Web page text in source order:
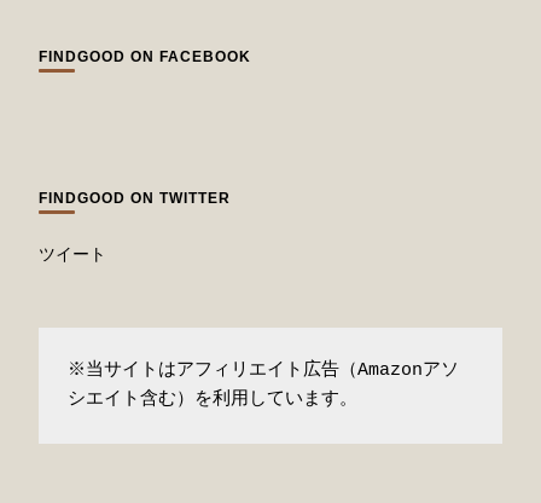
FINDGOOD ON FACEBOOK
FINDGOOD ON TWITTER
ツイート
※当サイトはアフィリエイト広告（Amazonアソ
シエイト含む）を利用しています。